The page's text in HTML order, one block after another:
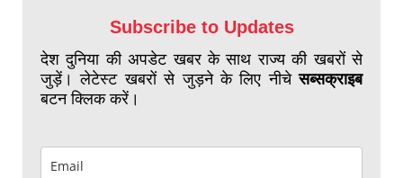
Subscribe to Updates
देश दुनिया की अपडेट खबर के साथ राज्य की खबरों से
जुड़ें। लेटेस्ट खबरों से जुड़ने के लिए नीचेसब्सक्राइब
बटन क्लिक करें।